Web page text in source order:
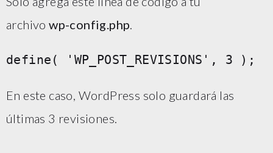
archivowp-config.php.
En este caso, WordPress solo guardará las
últimas 3 revisiones.